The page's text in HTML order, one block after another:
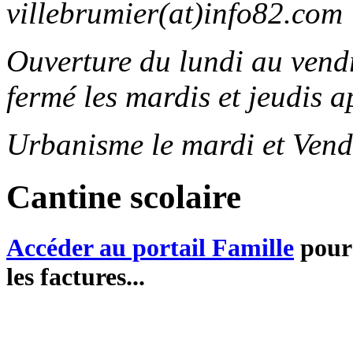
villebrumier(at)info82.com
Ouverture du lundi au
fermé les mardis et jeudis
Urbanisme le mardi et
Cantine scolaire
Accéder au portail Famille
les factures...